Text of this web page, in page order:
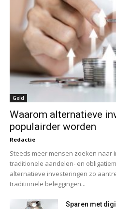
Geld
Waarom alternatieve
populairder worden
Redactie
Steeds meer mensen zoeken naar
traditionele aandelen- en
alternatieve investeringen zo
traditionele beleggingen...
Sparen met